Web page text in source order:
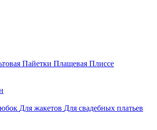
Пайетки Плащевая Плиссе
Для жакетов Для свадебных платьев